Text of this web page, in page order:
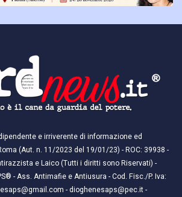
e irriverente di informazione ed
(Aut. n. 11/2023 del 19/01/23) - ROC: 39938 -
e Laico (Tutti i diritti sono Riservati) -
- Ass. Antimafie e Antiusura - Cod. Fisc./P. Iva:
- dioghenesaps@pec.it -